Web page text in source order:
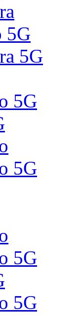
5G
5G
5G
5G
5G
5G